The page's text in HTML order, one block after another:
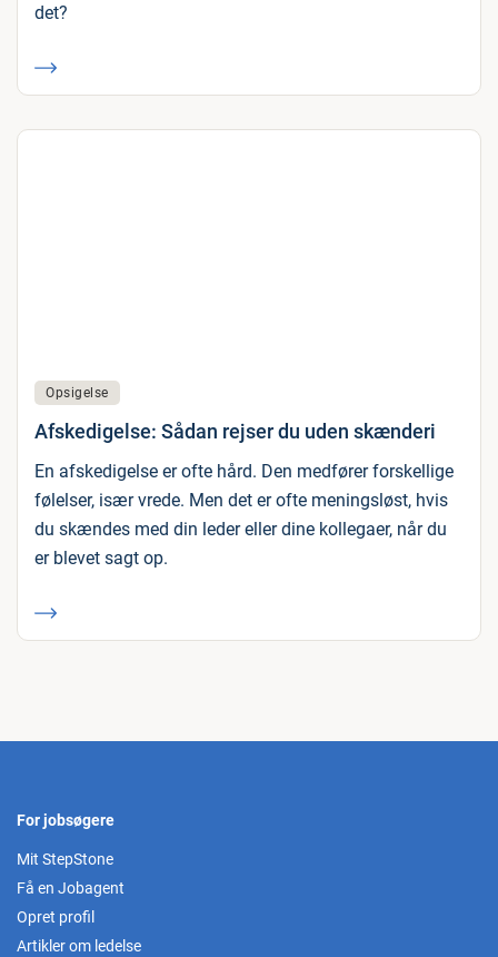
det?
Opsigelse
Afskedigelse: Sådan rejser du uden skænderi
En afskedigelse er ofte hård. Den medfører forskellige
følelser, især vrede. Men det er ofte meningsløst, hvis
du skændes med din leder eller dine kollegaer, når du
er blevet sagt op.
For jobsøgere
Mit StepStone
Få en Jobagent
Opret profil
Artikler om ledelse